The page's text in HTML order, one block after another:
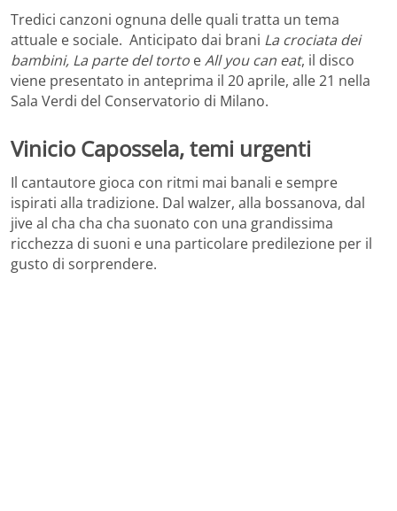
Tredici canzoni ognuna delle quali tratta un tema
attuale e sociale. Anticipato dai brani La crociata dei
bambini, La parte del torto eAll you can eat, il disco
viene presentato in anteprima il 20 aprile, alle 21 nella
Sala Verdi del Conservatorio di Milano.
Vinicio Capossela, temi urgenti
Il cantautore gioca con ritmi mai banali e sempre
ispirati alla tradizione. Dal walzer, alla bossanova, dal
jive al cha cha cha suonato con una grandissima
ricchezza di suoni e una particolare predilezione per il
gusto di sorprendere.